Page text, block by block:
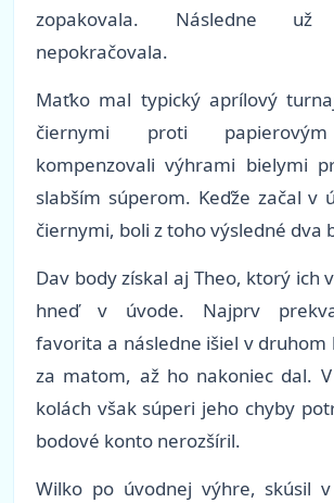
zopakovala. Následne
nepokračovala.
Maťko mal typický aprílový
čiernymi proti
kompenzovali výhrami bielymi
slabším súperom. Keďže začal v
čiernymi, boli z toho výsledné dva
Dav body získal aj Theo, ktorý ich
hneď v úvode. Najprv
favorita a následne išiel v druhom
za matom, až ho nakoniec dal.
kolách však súperi jeho chyby
bodové konto nerozšíril.
Wilko po úvodnej výhre, skúsil